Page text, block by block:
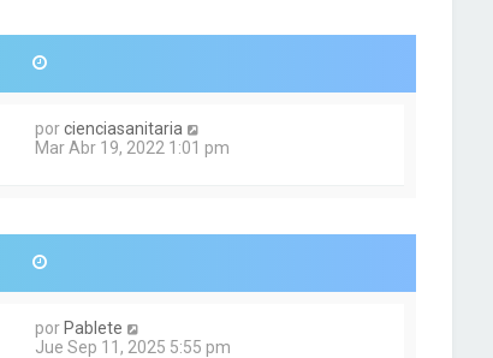
porcienciasanitaria
Mar Abr 19, 2022 1:01 pm
porPablete
Jue Sep 11, 2025 5:55 pm